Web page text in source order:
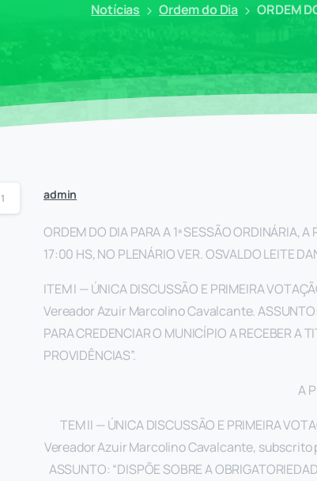
Notícias Ordem do Dia ORDEM
1 admin
ORDEM DO DIA PARA A 1ª SESSÃO ORDINÁRIA,
17:00 HS, NO PLENÁRIO VER. OSVALDO LEITE
ITEM I — ÚNICA DISCUSSÃO E PRIMEIRA
Vereador Azuir Marcolino Cavalcante. ASSUNTO:
PARA CREDENCIAR O MUNICÍPIO A RECEBER A
PROVIDÊNCIAS”.
A
TEM II — ÚNICA DISCUSSÃO E PRIMEIRA
Vereador Azuir Marcolino Cavalcante, subscrito
ASSUNTO: “DISPÕE SOBRE A